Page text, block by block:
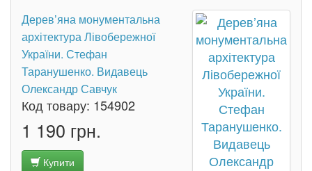
Дерев’яна монументальна
архітектура Лівобережної
України. Стефан
Таранушенко. Видавець
Олександр Савчук
Код товару: 154902
1 190 грн.
Купити